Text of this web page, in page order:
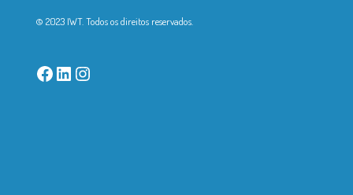
© 2023 IWT. Todos os direitos reservados.
Facebook
LinkedIn
Instagram